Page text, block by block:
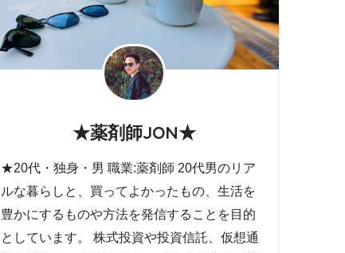
★薬剤師JON★
★20代・独身・男 職業:薬剤師 20代男のリア
ルな暮らしと、買ってよかったもの、生活を
豊かにするものや方法を発信することを目的
としています。 株式投資や投資信託、仮想通